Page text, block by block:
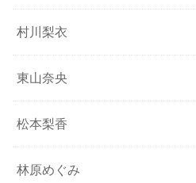
村川梨衣
東山奈央
松本梨香
林原めぐみ